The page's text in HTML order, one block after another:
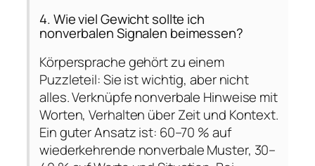
4. Wie viel Gewicht sollte ich
nonverbalen Signalen beimessen?
Körpersprache gehört zu einem
Puzzleteil: Sie ist wichtig, aber nicht
alles. Verknüpfe nonverbale Hinweise mit
Worten, Verhalten über Zeit und Kontext.
Ein guter Ansatz ist: 60–70 % auf
wiederkehrende nonverbale Muster, 30–